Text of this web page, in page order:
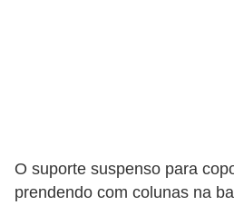
O suporte suspenso para
prendendo com colunas na